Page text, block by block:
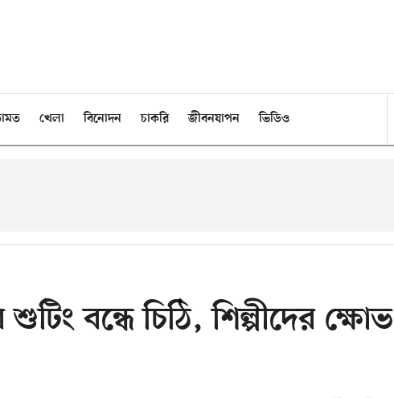
খেলা বিনোদন চাকরি জীবনযাপন ভিডিও
বন্ধে চিঠি, শিল্পীদের ক্ষোভ